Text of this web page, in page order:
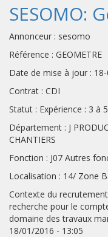
SESOMO:
Annonceur : sesomo
Référence : GEOMETRE
Date de mise à jour :
Contrat : CDI
Statut : Expérience : 3 à
Département : J
CHANTIERS
Fonction : J07 Autres
Localisation : 14/ Zone
Contexte du
recherche pour le
domaine des travaux
18/01/2016 - 13:05